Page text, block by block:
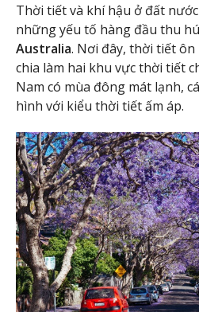
Thời tiết và khí hậu ở đất
những yếu tố hàng đầu thu
Australia. Nơi đây, thời tiết
chia làm hai khu vực thời tiết
Nam có mùa đông mát lạnh,
hình với kiểu thời tiết ấm áp.